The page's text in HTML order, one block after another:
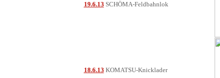
19.6.13 SCHÖMA-Feldbahnlok
18.6.13 KOMATSU-Knicklader